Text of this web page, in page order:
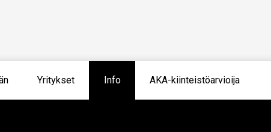
Yritykset Info AKA-kiinteistöarvioija